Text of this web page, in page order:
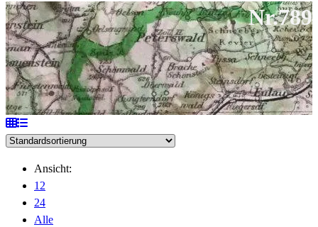
durchsuchen
Nr.789
Ansicht:
12
24
Alle